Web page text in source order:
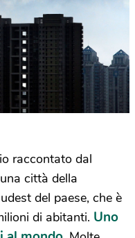
raccontato dal
città della
del paese, che è
di abitanti. Uno